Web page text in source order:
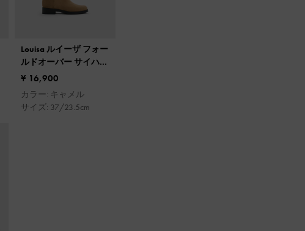
Louisa ルイーザ フォー
ルドオーバー サイハイ
ブーツ
¥ 16,900
カラー: キャメル
サイズ: 37/23.5cm